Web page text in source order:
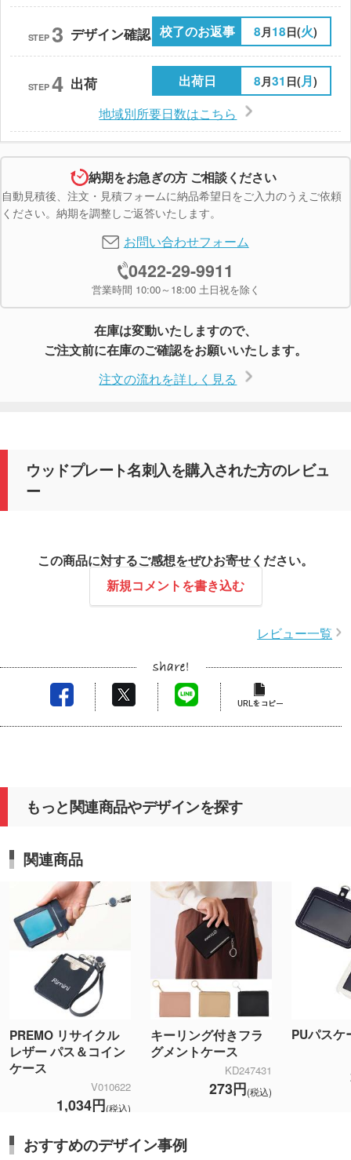
STEP 3 デザイン確認 校了のお返事 8月18日(火)
STEP 4 出荷 出荷日 8月31 日(月)
地域別所要日数はこちら
納期をお急ぎの方 ご相談ください
自動見積後、注文・見積フォームに納品希望日をご入力のうえご依頼
ください。納期を調整しご返答いたします。
お問い合わせフォーム
0422-29-9911
営業時間 10:00～18:00 土日祝を除く
在庫は変動いたしますので、
ご注文前に在庫のご確認をお願いいたします。
注文の流れを詳しく見る
ウッドプレート名刺入を購入された方のレビュ
ー
この商品に対するご感想をぜひお寄せください。
新規コメントを書き込む
レビュー一覧
もっと関連商品やデザインを探す
関連商品
PREMO リサイクル
レザー パス＆コイン
ケース
V010622
1,034円(税込)
キーリング付きフラ
グメントケース
KD247431
273円(税込)
PUパスケ
おすすめのデザイン事例